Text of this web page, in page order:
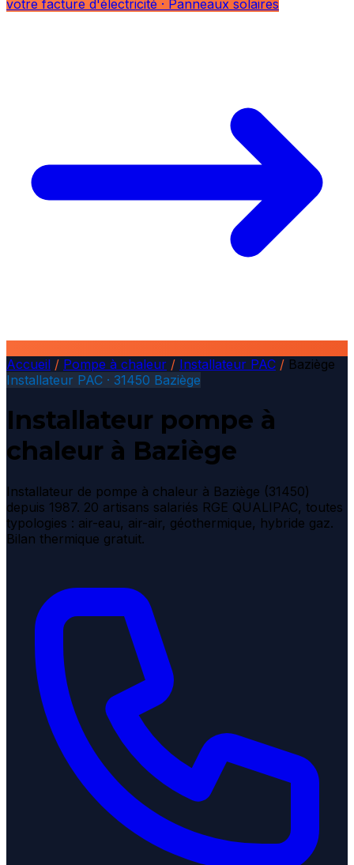
votre facture d'électricité · Panneaux solaires
Accueil / Pompe à chaleur / Installateur PAC / Baziège
Installateur PAC · 31450 Baziège
Installateur pompe à
chaleur à Baziège
Installateur de pompe à chaleur à Baziège (31450)
depuis 1987. 20 artisans salariés RGE QUALIPAC, toutes
typologies : air-eau, air-air, géothermique, hybride gaz.
Bilan thermique gratuit.